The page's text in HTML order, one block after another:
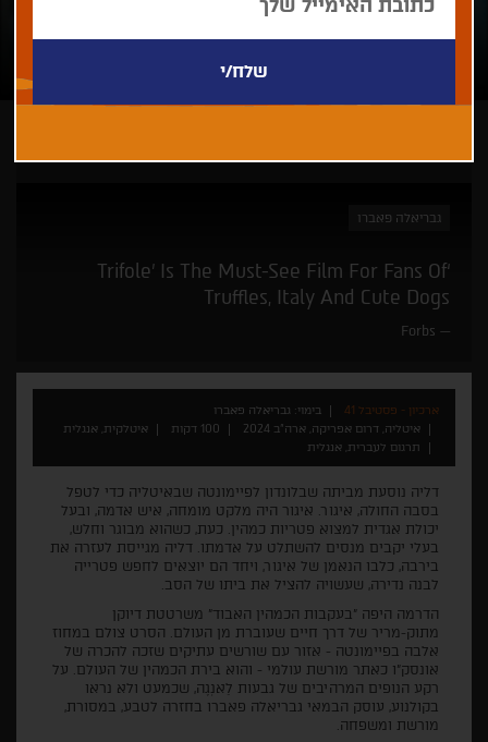
גבריאלה פאברו
‘Trifole’ Is The Must-See Film For Fans Of
Truffles, Italy And Cute Dogs
Forbs
ארכיון - פסטיבל 41
בימוי: גבריאלה פאברו
איטליה, דרום אפריקה, ארה"ב 2024
100 דקות
איטלקית, אנגלית
תרגום לעברית, אנגלית
דליה נוסעת מביתה שבלונדון לפיימונטה שבאיטליה כדי לטפל
בסבה החולה, איגור. איגור היה מלקט מומחה, איש אדמה, ובעל
יכולת אגדית למצוא פטריות כמהין. כעת, כשהוא מבוגר וחלש,
בעלי יקבים מנסים להשתלט על אדמתו. דליה מגייסת לעזרה את
בירבה, כלבו הנאמן של איגור, ויחד הם יוצאים לחפש פטרייה
לבנה נדירה, שעשויה להציל את ביתו של הסב.
הדרמה היפה "בעקבות הכמהין האבוד" משרטטת דיוקן
מתוק-מריר של דרך חיים שעוברת מן העולם. הסרט צולם במחוז
אלבה בפיימונטה - אזור עם שורשים עתיקים שזכה להכרה של
אונסק"ו כאתר מורשת עולמי - והוא בירת הכמהין של העולם. על
רקע הנופים המרהיבים של גבעות לַאנְגֶה, שכמעט ולא נראו
בקולנוע, עוסק הבמאי גבריאלה פאברו בחזרה לטבע, במסורת,
מורשת ומשפחה.